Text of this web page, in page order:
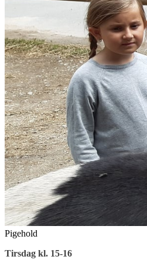
Pigehold
Tirsdag kl. 15-16